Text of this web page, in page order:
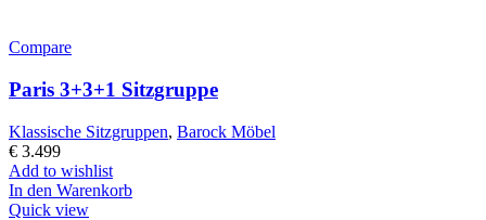
Compare
Paris 3+3+1 Sitzgruppe
Klassische Sitzgruppen, Barock Möbel
€ 3.499
Add to wishlist
In den Warenkorb
Quick view